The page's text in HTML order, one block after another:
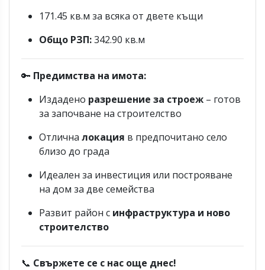
171.45 кв.м за всяка от двете къщи
Общо РЗП:342.90 кв.м
🔑 Предимства на имота:
Издадено разрешение за строеж – готов
за започване на строителство
Отлична локация в предпочитано село
близо до града
Идеален за инвестиция или построяване
на дом за две семейства
Развит район с инфраструктура и ново
строителство
📞 Свържете се с нас още днес!